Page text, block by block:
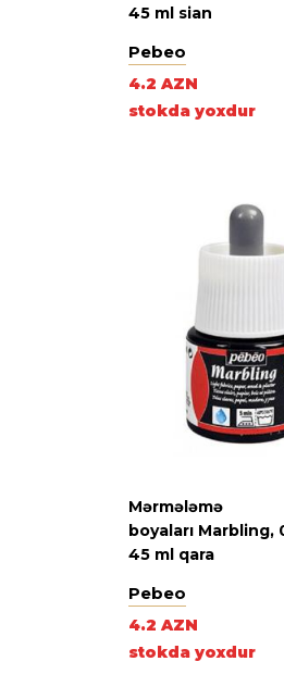
45 ml sian
Pebeo
4.2 AZN
stokda yoxdur
Mərmələmə
boyaları Marbling,
45 ml qara
Pebeo
4.2 AZN
stokda yoxdur